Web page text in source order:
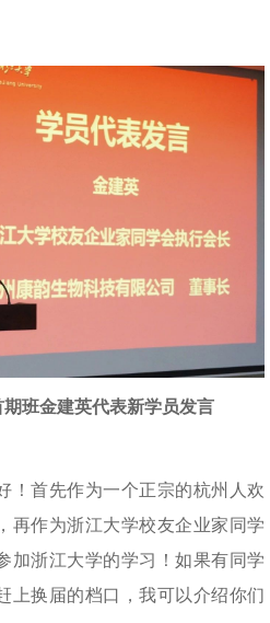
班金建英代表新学员发言
！首先作为一个正宗的杭州人欢
再作为浙江大学校友企业家同学
加浙江大学的学习！如果有同学
上换届的档口，我可以介绍你们